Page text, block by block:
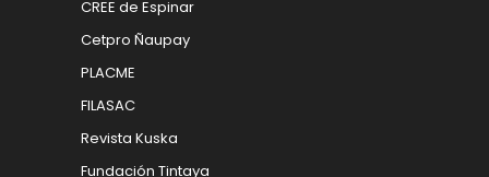
CREE de Espinar
Cetpro Ñaupay
PLACME
FILASAC
Revista Kuska
Fundación Tintaya